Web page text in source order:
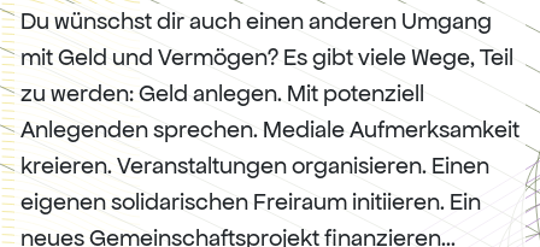
Du wünschst dir auch einen anderen Umgang
mit Geld und Vermögen? Es gibt viele Wege, Teil
zu werden: Geld anlegen. Mit potenziell
Anlegenden sprechen. Mediale Aufmerksamkeit
kreieren. Veranstaltungen organisieren. Einen
eigenen solidarischen Freiraum initiieren. Ein
neues Gemeinschaftsprojekt finanzieren...